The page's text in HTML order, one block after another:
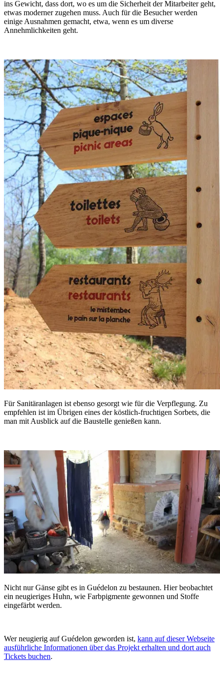
ins Gewicht, dass dort, wo es um die Sicherheit der Mitarbeiter geht,
etwas moderner zugehen muss. Auch für die Besucher werden
einige Ausnahmen gemacht, etwa, wenn es um diverse
Annehmlichkeiten geht.
Für Sanitäranlagen ist ebenso gesorgt wie für die Verpflegung. Zu
empfehlen ist im Übrigen eines der köstlich-fruchtigen Sorbets, die
man mit Ausblick auf die Baustelle genießen kann.
Nicht nur Gänse gibt es in Guédelon zu bestaunen. Hier beobachtet
ein neugieriges Huhn, wie Farbpigmente gewonnen und Stoffe
eingefärbt werden.
Wer neugierig auf Guédelon geworden ist, kann auf dieser Webseite
ausführliche Informationen über das Projekt erhalten und dort auch
Tickets buchen.